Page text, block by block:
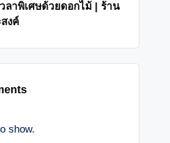
ลาพิเศษด้วยดอกไม้ | ร้าน
งค์
show.